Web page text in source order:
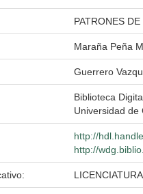
PATRONES
Maraña Peña
Guerrero
Biblioteca
Universidad de
http://
http://